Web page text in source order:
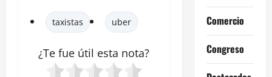
taxistas uber
¿Te fue útil esta nota?
Comercio
Congreso